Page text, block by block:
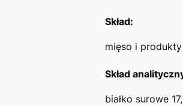
Skład:
mięso i
Skład
białko surowe